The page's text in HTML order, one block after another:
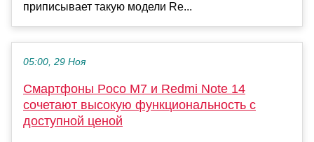
приписывает такую модели Re...
05:00, 29 Ноя
Смартфоны Poco M7 и Redmi Note 14
сочетают высокую функциональность с
доступной ценой